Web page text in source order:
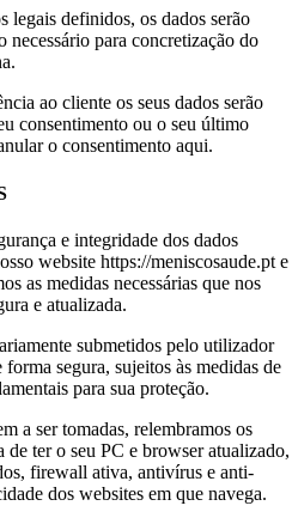
legais definidos, os dados serão
para concretização do
ao cliente os seus dados serão
consentimento ou o seu último
o consentimento aqui.
e integridade dos dados
website https://meniscosaude.pt e
as medidas necessárias que nos
e atualizada.
submetidos pelo utilizador
segura, sujeitos às medidas de
para sua proteção.
a ser tomadas, relembramos os
ter o seu PC e browser atualizado,
firewall ativa, antivírus e anti-
dos websites em que navega.